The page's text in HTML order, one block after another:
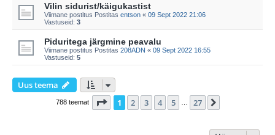
Vilin sidurist/käigukastist
Viimane postitus Postitas entson « 09 Sept 2022 21:06
Vastuseid: 3
Piduritega järgmine peavalu
Viimane postitus Postitas 208ADN « 09 Sept 2022 16:55
Vastuseid: 5
Uus teema
788 teemat 1 . leht27 -st
1 2 3 4 5 27